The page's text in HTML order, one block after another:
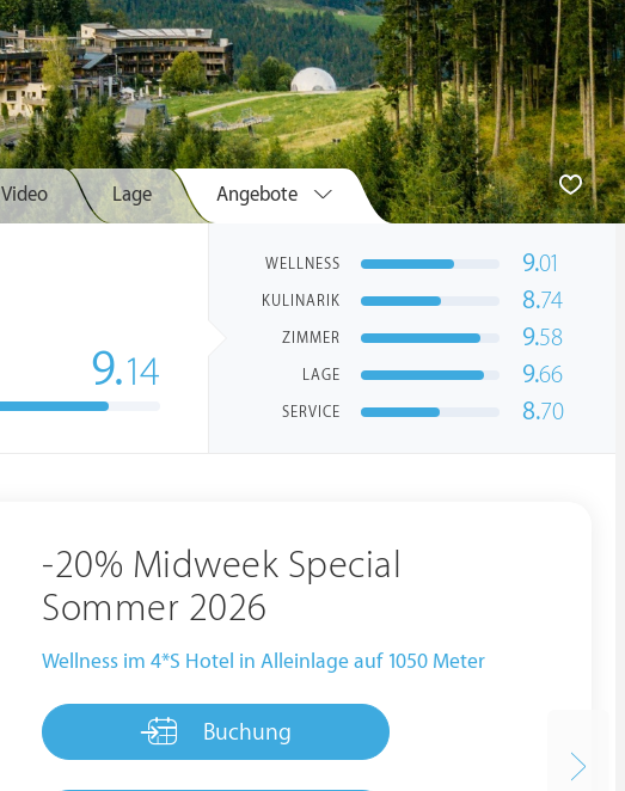
Video Lage Angebote
9.14
WELLNESS 9.01
KULINARIK 8.74
ZIMMER 9.58
LAGE 9.66
SERVICE 8.70
-20% Midweek Special
Sommer 2026
Wellness im 4*S Hotel in Alleinlage auf 1050 Meter
Buchung